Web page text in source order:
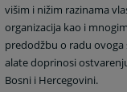
višim i nižim razinama
organizacija kao i
predodžbu o radu ovoga
alate doprinosi
Bosni i Hercegovini.